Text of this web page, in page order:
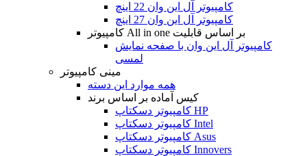
کامپیوتر آل این وان 22 اینچ
کامپیوتر آل این وان 27 اینچ
کامپیوتر All in one بر اساس قابلیت
کامپیوتر آل این وان با صفحه نمایش
لمسی
مینی کامپیوتر
همه موارد این دسته
کیس آماده بر اساس برند
کامپیوتر دسکتاپ HP
کامپیوتر دسکتاپ Intel
کامپیوتر دسکتاپ Asus
کامپیوتر دسکتاپ Innovers